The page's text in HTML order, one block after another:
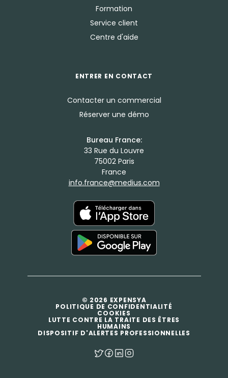
Formation
Service client
Centre d'aide
ENTRER EN CONTACT
Contacter un commercial
Réserver une démo
Bureau France:
33 Rue du Louvre
75002 Paris
France
info.france@medius.com
© 2026 EXPENSYA
POLITIQUE DE CONFIDENTIALITÉ
COOKIES
LUTTE CONTRE LA TRAITE DES ÊTRES
HUMAINS
DISPOSITIF D'ALERTES PROFESSIONNELLES